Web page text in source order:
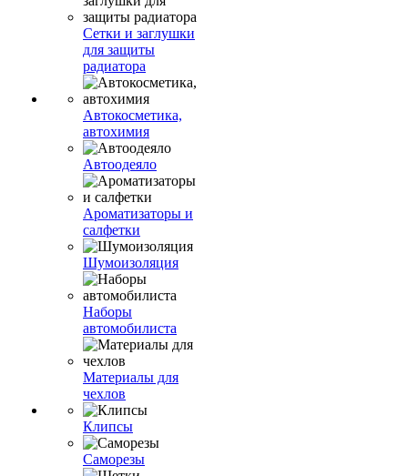
Сетки и заглушки
для защиты
радиатора
Автокосметика,
автохимия
Автоодеяло
Ароматизаторы и
салфетки
Шумоизоляция
Наборы
автомобилиста
Материалы для
чехлов
Клипсы
Саморезы